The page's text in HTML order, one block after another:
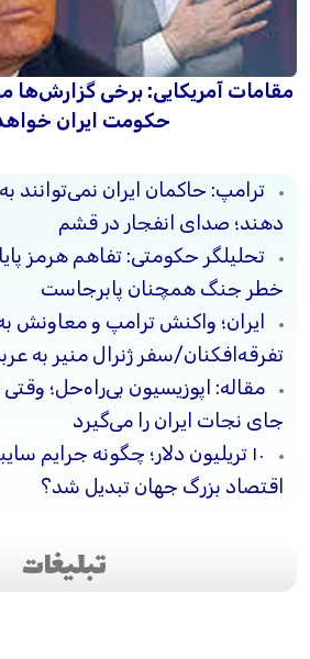
مقامات آمریکایی: برخی
حکومت ایران
ترامپ: حاکمان ایران نمی‌توانند
دهند؛ صدای انفجار در قشم
تحلیلگر حکومتی: تفاهم هرمز
خطر جنگ همچنان پابرجاست
ایران؛ واکنش ترامپ و معاونش
تفرقه‌افکنان/سفر ژنرال منیر به
مقاله: اپوزیسیون بی‌راه‌حل؛
جای نجات ایران را می‌گیرد
۱۰ تریلیون دلار؛ چگونه جرایم
اقتصاد بزرگ جهان تبدیل شد؟
تبلیغات